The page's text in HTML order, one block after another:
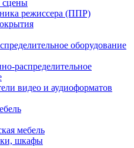
сцены
режиссера (ППР)
оборудование
распределительное
видео и аудиоформатов
мебель
шкафы